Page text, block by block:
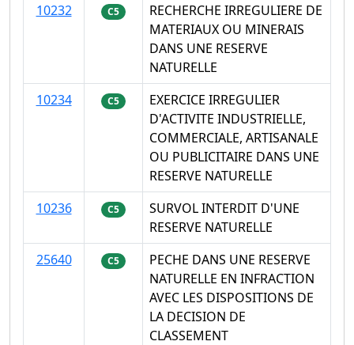
10232
C5
RECHERCHE IRREGULIERE DE
MATERIAUX OU MINERAIS
DANS UNE RESERVE
NATURELLE
10234
C5
EXERCICE IRREGULIER
D'ACTIVITE INDUSTRIELLE,
COMMERCIALE, ARTISANALE
OU PUBLICITAIRE DANS UNE
RESERVE NATURELLE
10236
C5
SURVOL INTERDIT D'UNE
RESERVE NATURELLE
25640
C5
PECHE DANS UNE RESERVE
NATURELLE EN INFRACTION
AVEC LES DISPOSITIONS DE
LA DECISION DE
CLASSEMENT